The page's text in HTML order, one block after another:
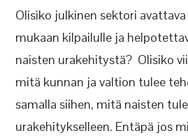
Olisiko julkinen sektori
mukaan kilpailulle ja
naisten urakehitystä? Olisiko
mitä kunnan ja valtion tulee
samalla siihen, mitä naisten
urakehitykselleen. Entäpä jos